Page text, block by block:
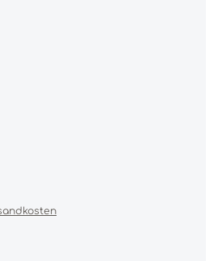
von 0 von 5 Sternen